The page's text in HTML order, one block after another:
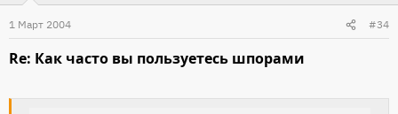
1 Март 2004 #34
Re: Как часто вы пользуетесь шпорами